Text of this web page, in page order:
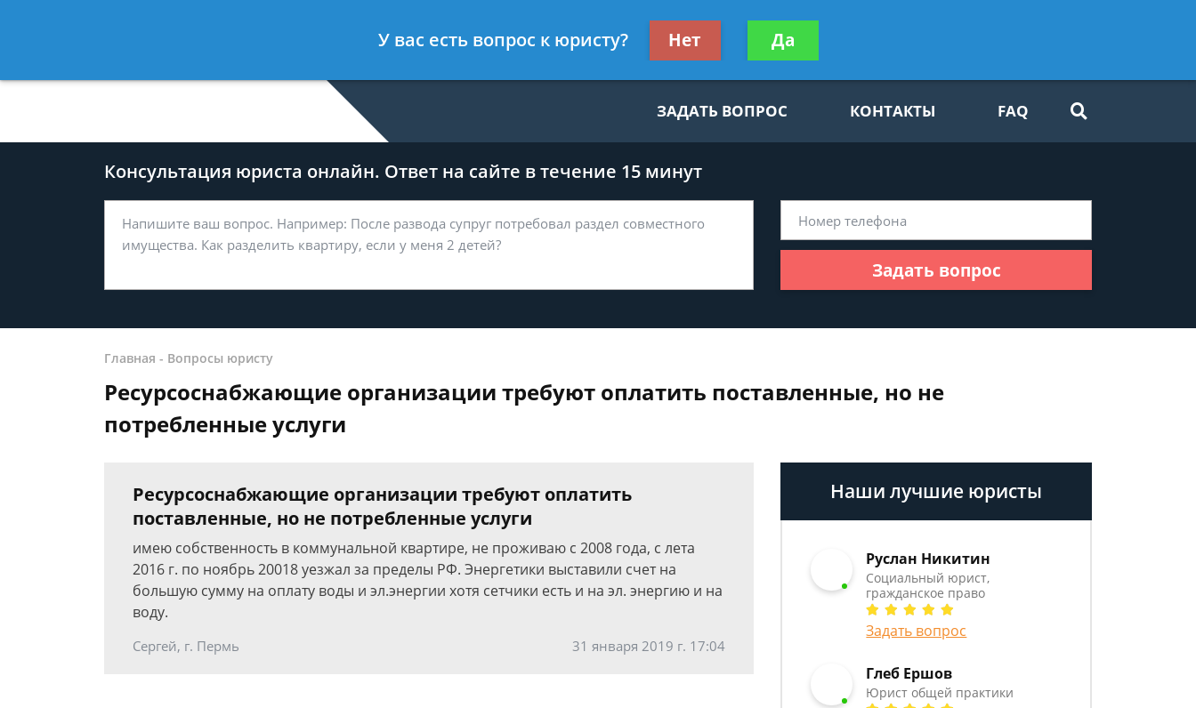
- Юрист по гражданскому праву
Получите консультацию
бесплатно
ЗАДАТЬ ВОПРОС КОНТАКТЫ FAQ
Консультация юриста онлайн. Ответ на сайте в течение 15 минут
Задать вопрос
Главная - Вопросы юристу
Ресурсоснабжающие организации требуют оплатить поставленные, но не
потребленные услуги
Ресурсоснабжающие организации требуют оплатить
поставленные, но не потребленные услуги
имею собственность в коммунальной квартире, не проживаю с 2008 года, с лета
2016 г. по ноябрь 20018 уезжал за пределы РФ. Энергетики выставили счет на
большую сумму на оплату воды и эл.энергии хотя сетчики есть и на эл. энергию и на
воду.
Сергей, г. Пермь 31 января 2019 г. 17:04
Наши лучшие юристы
Руслан Никитин
Социальный юрист,
гражданское право
Задать вопрос
Глеб Ершов
Юрист общей практики
У вас есть вопрос к юристу? Нет Да